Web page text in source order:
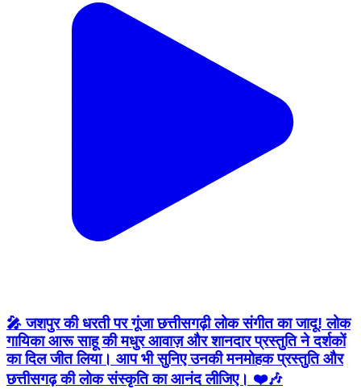
🎤 जशपुर की धरती पर गूंजा छत्तीसगढ़ी लोक संगीत का जादू! लोक
गायिका आरू साहू की मधुर आवाज़ और शानदार प्रस्तुति ने दर्शकों
का दिल जीत लिया। आप भी सुनिए उनकी मनमोहक प्रस्तुति और
छत्तीसगढ़ की लोक संस्कृति का आनंद लीजिए। ❤️🎶